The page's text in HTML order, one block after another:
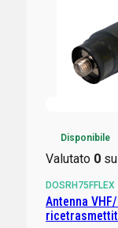
Disponibile
Valutato 0su
DOSRH75FFLEX
Antenna VHF/